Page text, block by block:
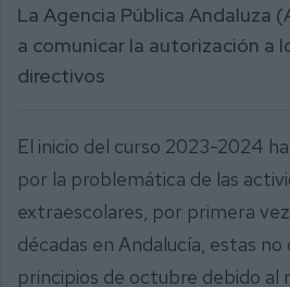
La Agencia Pública Andaluza
a comunicar la autorización a
directivos
El inicio del curso 2023-2024
por la problemática de las
extraescolares, por primera
décadas en Andalucía, estas
principios de octubre debido al